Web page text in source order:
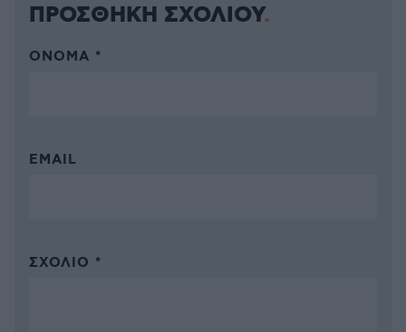
ΠΡΟΣΘΗΚΗ ΣΧΟΛΙΟΥ
ΌΝΟΜΑ *
EMAIL
ΣΧΌΛΙΟ *